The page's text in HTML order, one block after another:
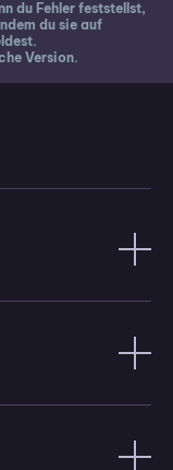
du Fehler feststellst,
du sie auf
Version.